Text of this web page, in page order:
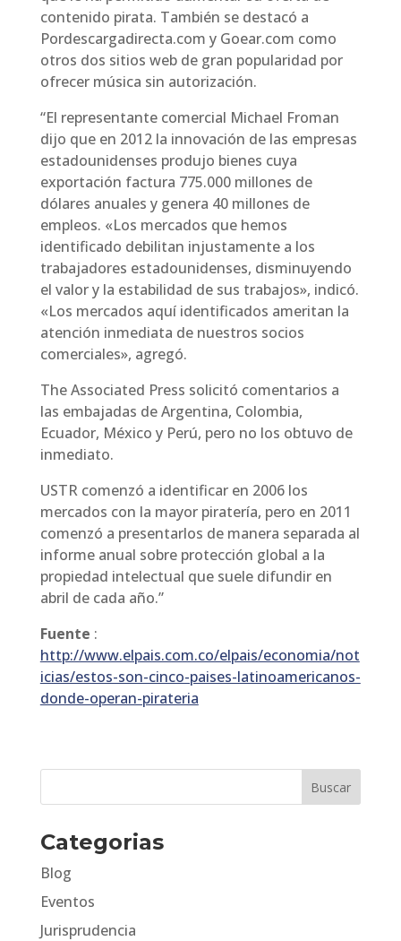
contenido pirata. También se destacó a
Pordescargadirecta.com y Goear.com como
otros dos sitios web de gran popularidad por
ofrecer música sin autorización.
“El representante comercial Michael Froman
dijo que en 2012 la innovación de las empresas
estadounidenses produjo bienes cuya
exportación factura 775.000 millones de
dólares anuales y genera 40 millones de
empleos. «Los mercados que hemos
identificado debilitan injustamente a los
trabajadores estadounidenses, disminuyendo
el valor y la estabilidad de sus trabajos», indicó.
«Los mercados aquí identificados ameritan la
atención inmediata de nuestros socios
comerciales», agregó.
The Associated Press solicitó comentarios a
las embajadas de Argentina, Colombia,
Ecuador, México y Perú, pero no los obtuvo de
inmediato.
USTR comenzó a identificar en 2006 los
mercados con la mayor piratería, pero en 2011
comenzó a presentarlos de manera separada al
informe anual sobre protección global a la
propiedad intelectual que suele difundir en
abril de cada año.”
Fuente :
http://www.elpais.com.co/elpais/economia/not
icias/estos-son-cinco-paises-latinoamericanos-
donde-operan-pirateria
Categorias
Blog
Eventos
Jurisprudencia